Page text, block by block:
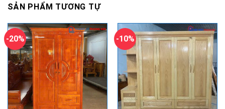
SẢN PHẨM TƯƠNG TỰ
-20% -10%